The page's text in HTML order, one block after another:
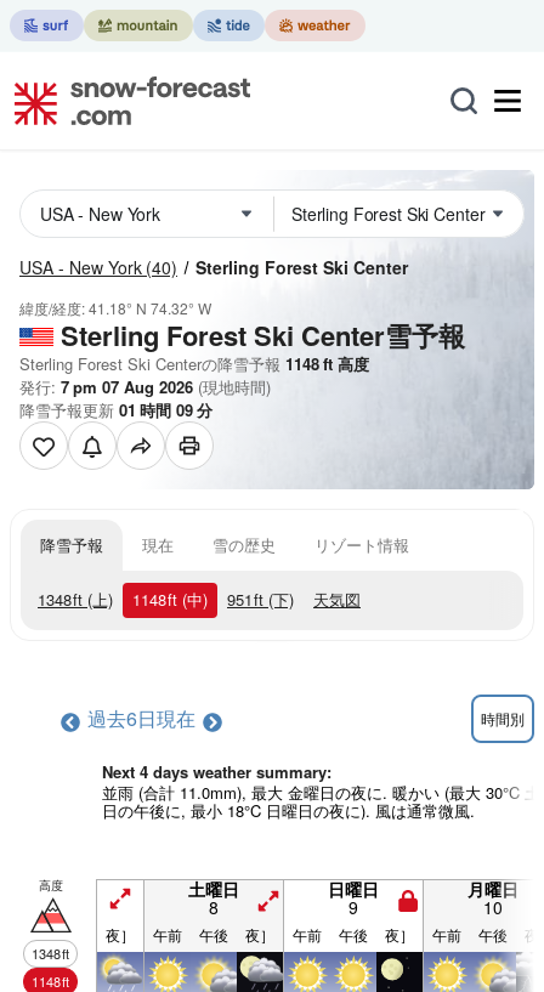
USA - New York (40) Sterling Forest Ski Center
緯度/経度:41.18° N 74.32° W
Sterling Forest Ski Center雪予報
Sterling Forest Ski Centerの降雪予報 1148ft 高度
発行: 7 pm 07 Aug 2026 (現地時間)
降雪予報更新 01 時間 09分
降雪予報 現在 雪の歴史 リゾート情報
1348ft (上) 1148ft (中) 951ft (下) 天気図
過去6日現在 時間別
Next 4 days weather summary:
並雨 (合計 11.0mm), 最大 金曜日の夜に. 暖かい (最大 30°C
日の午後に, 最小 18°C 日曜日の夜に). 風は通常微風.
高度
1348ft
1148ft
土曜日
8
日曜日
9
月曜日
10
夜］ 午前 午後 夜］ 午前 午後 夜］ 午前 午後 夜